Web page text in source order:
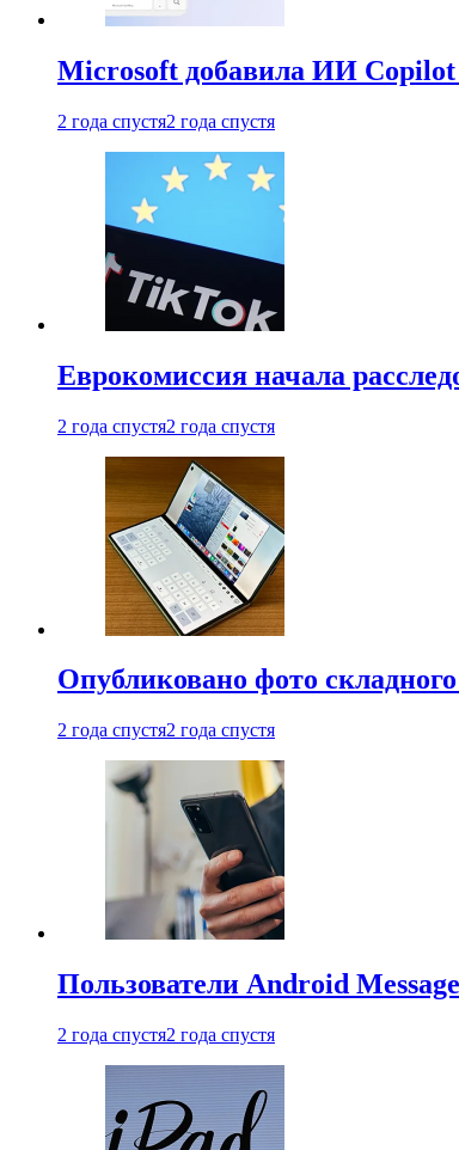
Microsoft добавила ИИ
2 года спустя2 года спустя
Еврокомиссия начала
2 года спустя2 года спустя
Опубликовано фото
2 года спустя2 года спустя
Пользователи Android
2 года спустя2 года спустя